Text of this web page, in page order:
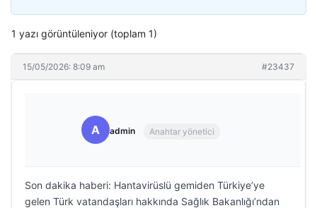
1 yazı görüntüleniyor (toplam 1)
15/05/2026: 8:09 am #23437
A admin Anahtar yönetici
Son dakika haberi: Hantavirüslü gemiden Türkiye’ye
gelen Türk vatandaşları hakkında Sağlık Bakanlığı’ndan